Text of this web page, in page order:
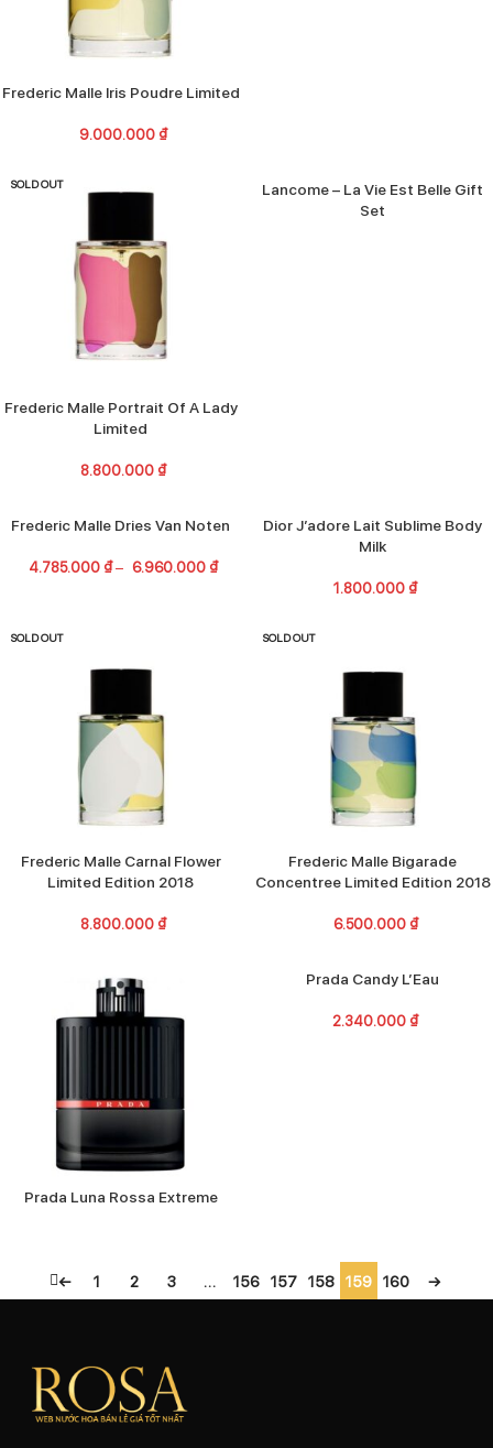
Frederic Malle Iris Poudre Limited
9.000.000 ₫
SOLD OUT
Frederic Malle Portrait Of A Lady
Limited
8.800.000 ₫
Lancome – La Vie Est Belle Gift
Set
SOLD OUT
Frederic Malle Dries Van Noten
4.785.000 ₫– 6.960.000 ₫
SOLD OUT
Dior J’adore Lait Sublime Body
Milk
1.800.000 ₫
SOLD OUT
Frederic Malle Carnal Flower
Limited Edition 2018
8.800.000 ₫
SOLD OUT
Frederic Malle Bigarade
Concentree Limited Edition 2018
6.500.000 ₫
Prada Luna Rossa Extreme
SOLD OUTPrada Candy L’Eau
2.340.000 ₫
← 1 2 3 … 156 157 158 159 160 →